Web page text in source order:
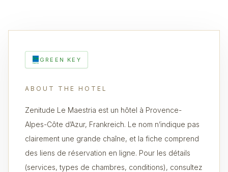
GREEN KEY
ABOUT THE HOTEL
Zenitude Le Maestria est un hôtel à Provence-
Alpes-Côte d’Azur, Frankreich. Le nom n’indique pas
clairement une grande chaîne, et la fiche comprend
des liens de réservation en ligne. Pour les détails
(services, types de chambres, conditions), consultez